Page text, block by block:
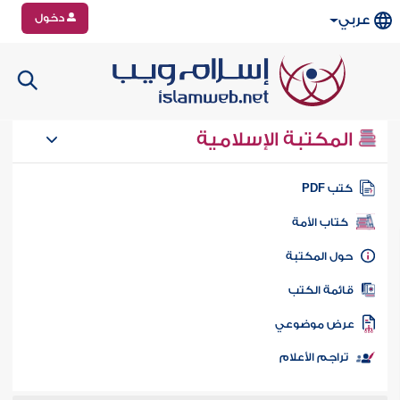
عربي دخول
المكتبة الإسلامية
كتب PDF
كتاب الأمة
المكتبة
الكتب
موضوعي